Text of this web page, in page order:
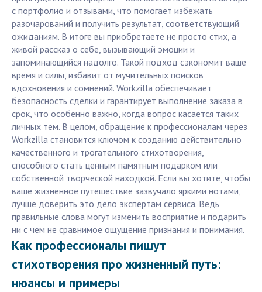
с портфолио и отзывами, что помогает избежать
разочарований и получить результат, соответствующий
ожиданиям. В итоге вы приобретаете не просто стих, а
живой рассказ о себе, вызывающий эмоции и
запоминающийся надолго. Такой подход сэкономит ваше
время и силы, избавит от мучительных поисков
вдохновения и сомнений. Workzilla обеспечивает
безопасность сделки и гарантирует выполнение заказа в
срок, что особенно важно, когда вопрос касается таких
личных тем. В целом, обращение к профессионалам через
Workzilla становится ключом к созданию действительно
качественного и трогательного стихотворения,
способного стать ценным памятным подарком или
собственной творческой находкой. Если вы хотите, чтобы
ваше жизненное путешествие зазвучало яркими нотами,
лучше доверить это дело экспертам сервиса. Ведь
правильные слова могут изменить восприятие и подарить
ни с чем не сравнимое ощущение признания и понимания.
Как профессионалы пишут
стихотворения про жизненный путь:
нюансы и примеры